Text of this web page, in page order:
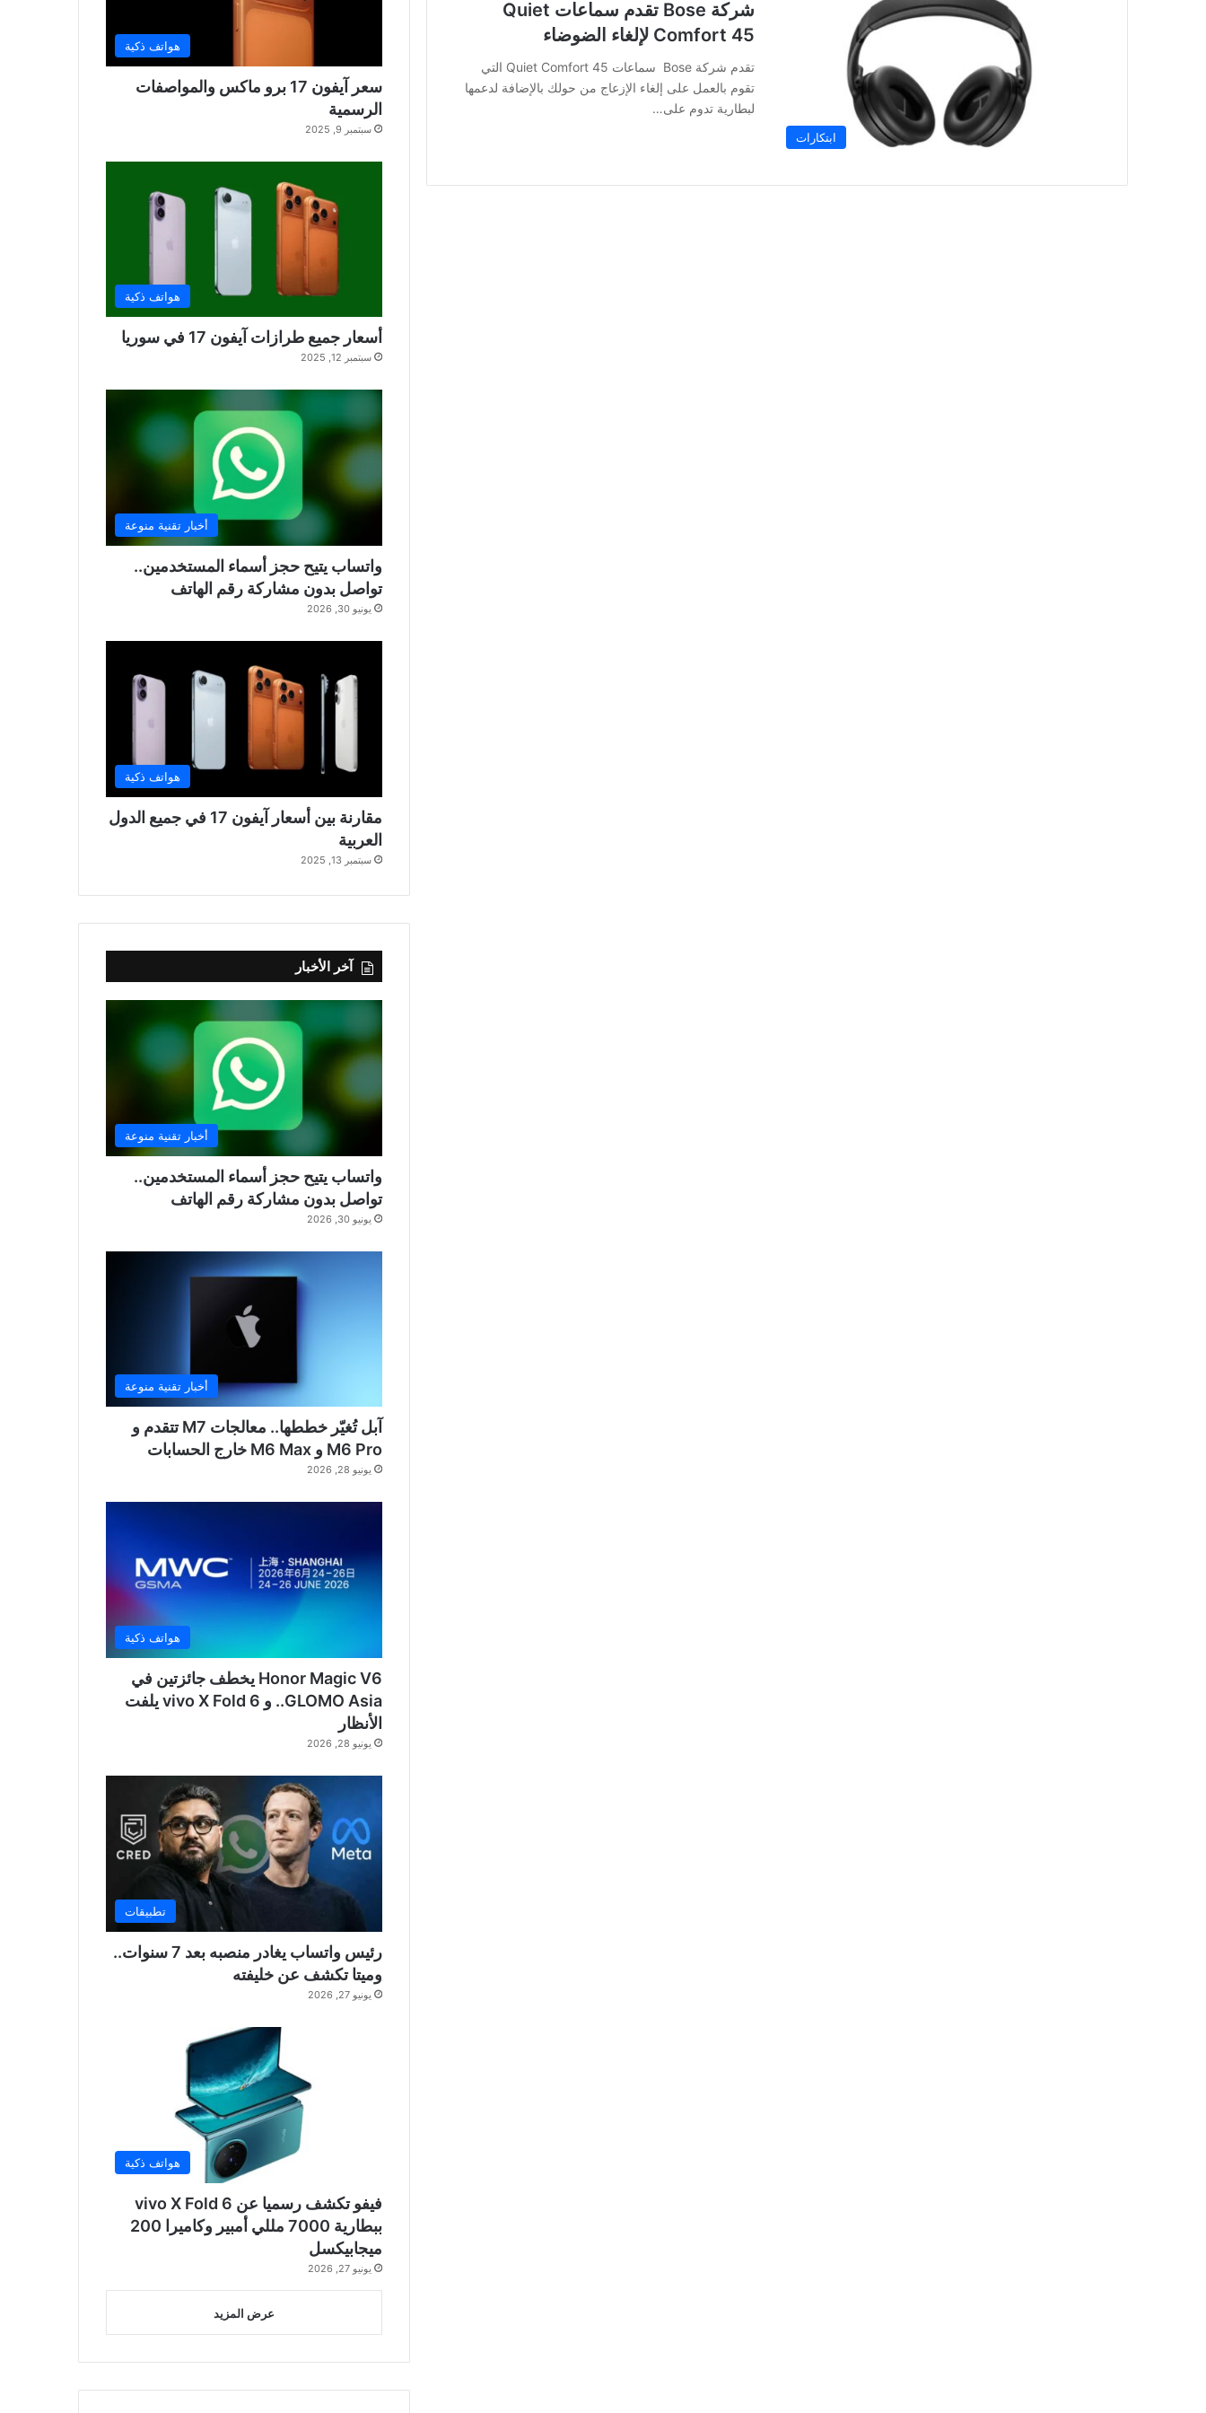
ابتكارات
شركة Bose تقدم سماعات Quiet
Comfort 45 لإلغاء الضوضاء
تقدم شركة Bose سماعات Quiet Comfort 45 التي
تقوم بالعمل على إلغاء الإزعاج من حولك بالإضافة لدعمها
لبطارية تدوم على…
هواتف ذكية
سعر آيفون 17 برو ماكس والمواصفات
الرسمية
سبتمبر 9, 2025
هواتف ذكية
أسعار جميع طرازات آيفون 17 في سوريا
سبتمبر 12, 2025
أخبار تقنية منوعة
واتساب يتيح حجز أسماء المستخدمين..
تواصل بدون مشاركة رقم الهاتف
يونيو 30, 2026
هواتف ذكية
مقارنة بين أسعار آيفون 17 في جميع الدول
العربية
سبتمبر 13, 2025
آخر الأخبار
أخبار تقنية منوعة
واتساب يتيح حجز أسماء المستخدمين..
تواصل بدون مشاركة رقم الهاتف
يونيو 30, 2026
أخبار تقنية منوعة
آبل تُغيّر خططها.. معالجات M7 تتقدم و
M6 Pro و M6 Max خارج الحسابات
يونيو 28, 2026
هواتف ذكية
Honor Magic V6 يخطف جائزتين في
GLOMO Asia.. و vivo X Fold 6 يلفت
الأنظار
يونيو 28, 2026
تطبيقات
رئيس واتساب يغادر منصبه بعد 7 سنوات..
وميتا تكشف عن خليفته
يونيو 27, 2026
هواتف ذكية
فيفو تكشف رسميا عن vivo X Fold 6
ببطارية 7000 مللي أمبير وكاميرا 200
ميجابيكسل
يونيو 27, 2026
عرض المزيد